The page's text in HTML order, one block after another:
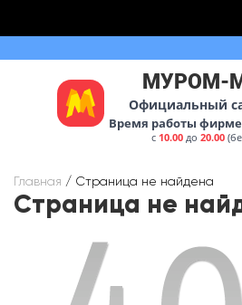
МУРОМ-
Официальный
Время работы
с 10.00 до20.00
Главная / Страница не найдена
Страница не